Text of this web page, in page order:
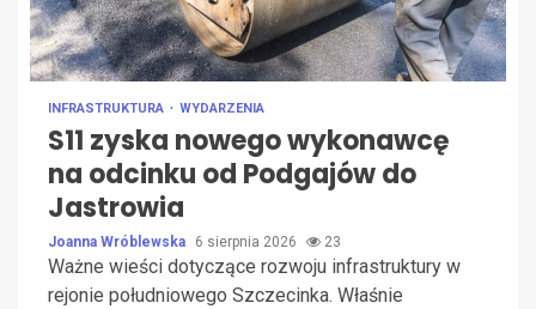
INFRASTRUKTURA WYDARZENIA
S11 zyska nowego wykonawcę
na odcinku od Podgajów do
Jastrowia
Joanna Wróblewska 6 sierpnia 2026 23
Ważne wieści dotyczące rozwoju infrastruktury w
rejonie południowego Szczecinka. Właśnie